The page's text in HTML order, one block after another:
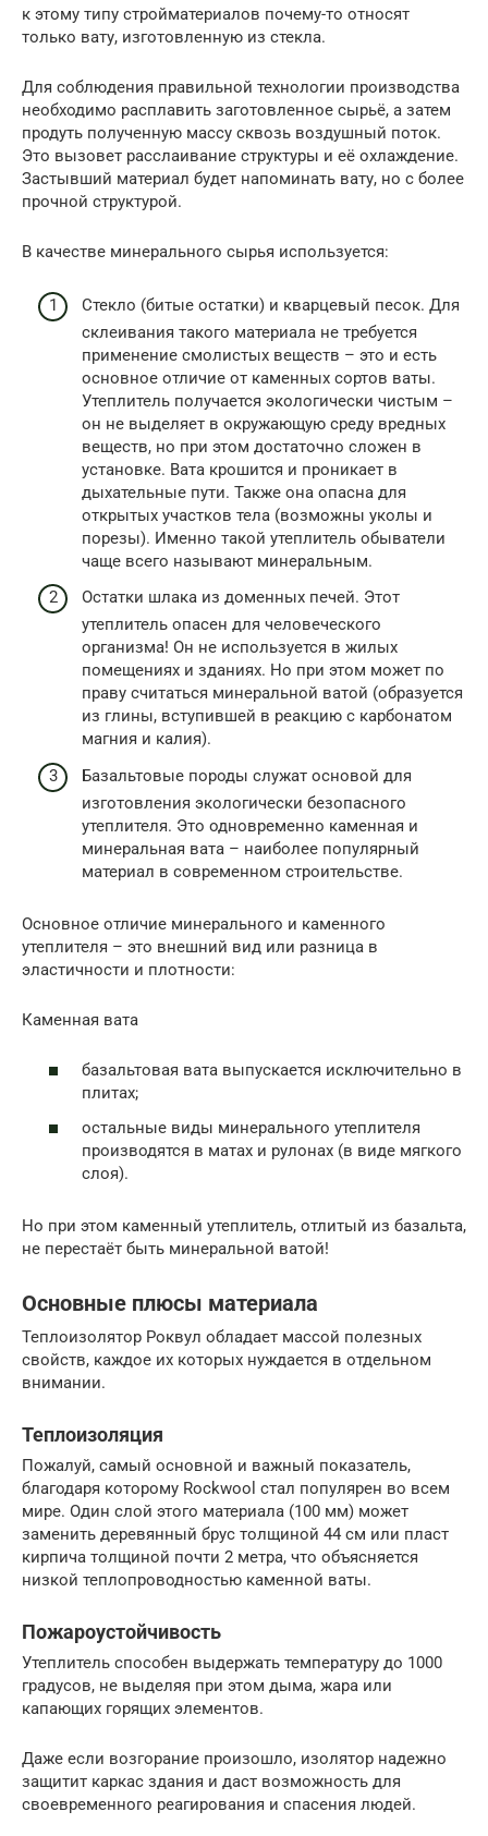
к этому типу стройматериалов почему-то относят
только вату, изготовленную из стекла.
Для соблюдения правильной технологии производства
необходимо расплавить заготовленное сырьё, а затем
продуть полученную массу сквозь воздушный поток.
Это вызовет расслаивание структуры и её охлаждение.
Застывший материал будет напоминать вату, но с более
прочной структурой.
В качестве минерального сырья используется:
Стекло (битые остатки) и кварцевый песок. Для
склеивания такого материала не требуется
применение смолистых веществ – это и есть
основное отличие от каменных сортов ваты.
Утеплитель получается экологически чистым –
он не выделяет в окружающую среду вредных
веществ, но при этом достаточно сложен в
установке. Вата крошится и проникает в
дыхательные пути. Также она опасна для
открытых участков тела (возможны уколы и
порезы). Именно такой утеплитель обыватели
чаще всего называют минеральным.
Остатки шлака из доменных печей. Этот
утеплитель опасен для человеческого
организма! Он не используется в жилых
помещениях и зданиях. Но при этом может по
праву считаться минеральной ватой (образуется
из глины, вступившей в реакцию с карбонатом
магния и калия).
Базальтовые породы служат основой для
изготовления экологически безопасного
утеплителя. Это одновременно каменная и
минеральная вата – наиболее популярный
материал в современном строительстве.
Основное отличие минерального и каменного
утеплителя – это внешний вид или разница в
эластичности и плотности:
Каменная вата
базальтовая вата выпускается исключительно в
плитах;
остальные виды минерального утеплителя
производятся в матах и рулонах (в виде мягкого
слоя).
Но при этом каменный утеплитель, отлитый из базальта,
не перестаёт быть минеральной ватой!
Основные плюсы материала
Теплоизолятор Роквул обладает массой полезных
свойств, каждое их которых нуждается в отдельном
внимании.
Теплоизоляция
Пожалуй, самый основной и важный показатель,
благодаря которому Rockwool стал популярен во всем
мире. Один слой этого материала (100 мм) может
заменить деревянный брус толщиной 44 см или пласт
кирпича толщиной почти 2 метра, что объясняется
низкой теплопроводностью каменной ваты.
Пожароустойчивость
Утеплитель способен выдержать температуру до 1000
градусов, не выделяя при этом дыма, жара или
капающих горящих элементов.
Даже если возгорание произошло, изолятор надежно
защитит каркас здания и даст возможность для
своевременного реагирования и спасения людей.